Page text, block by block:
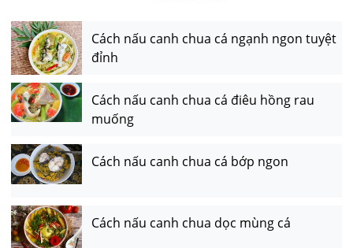
Cách nấu canh chua cá ngạnh ngon tuyệt
đỉnh
Cách nấu canh chua cá điêu hồng rau
muống
Cách nấu canh chua cá bớp ngon
Cách nấu canh chua dọc mùng cá